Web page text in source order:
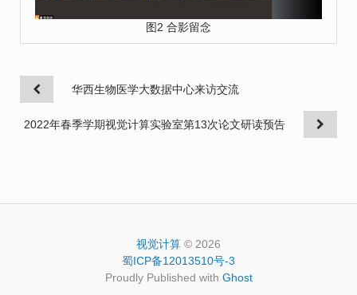
图2 合影留念
华西生物医学大数据中心来访交流
2022年春季学期视觉计算实验室第13次论文研读预告
视觉计算 © 2026
蜀ICP备12013510号-3
Proudly Published with Ghost